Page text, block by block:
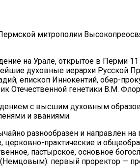
митрополии
на Урале, открытое в Перми
духовные иерархи Русской
епископ Иннокентий, обер-
Отечественной генетики В.М.
с высшим духовным
и званиями.
разнообразен и направлен
церковно-практические и
пастырское, основное
первый проректор —